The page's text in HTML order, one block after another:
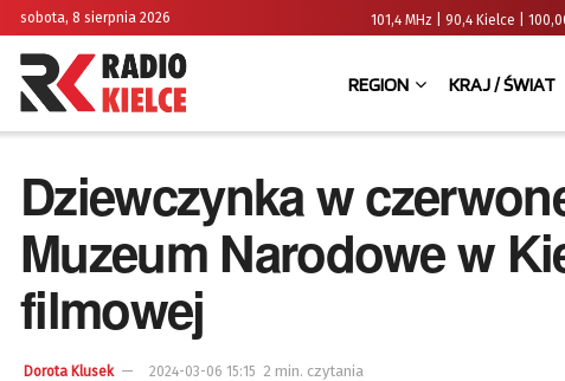
sobota, 8 sierpnia 2026 101,4 MHz | 90,4 Kielce |
REGION KRAJ / ŚWIAT
Dziewczynka w
Muzeum Narodowe w
filmowej
Dorota Klusek 2024-03-06 15:15 2 min. czytania